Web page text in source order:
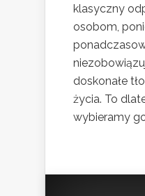
klasyczny
osobom,
doskonałe
życia. To
wybieramy